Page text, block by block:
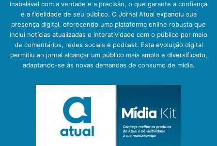
inabalável com a verdade e a precisão, o que garante a confiança
e a fidelidade de seu público. O Jornal Atual expandiu sua
presença digital, oferecendo uma plataforma online robusta que
inclui notícias atualizadas e interatividade com o público por meio
de comentários, redes sociais e podcast. Esta evolução digital
permitiu ao jornal alcançar um público mais amplo e diversificado,
adaptando-se às novas demandas de consumo de mídia.